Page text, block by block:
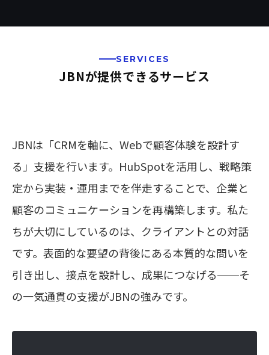
SERVICES
JBNが提供できるサービス
JBNは「CRMを軸に、Webで顧客体験を設計す
る」支援を行います。HubSpotを活用し、戦略策
定から実装・運用までを伴走することで、企業と
顧客のコミュニケーションを再構築します。私た
ちが大切にしているのは、クライアントとの対話
です。表面的な要望の背後にある本質的な問いを
引き出し、接点を設計し、成果につなげる──そ
の一気通貫の支援がJBNの強みです。